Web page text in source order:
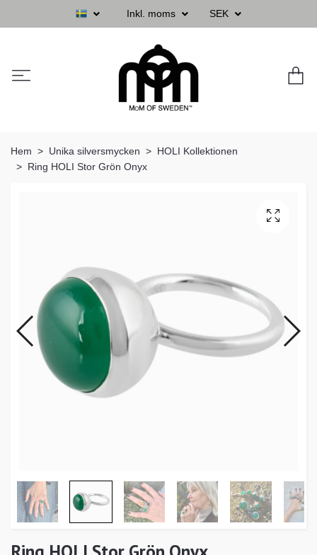
Inkl. moms SEK
Hem Unika silversmycken
HOLI Kollektionen
Ring HOLI Stor Grön Onyx